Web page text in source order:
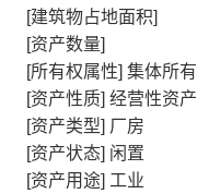
[建筑物占地面积]
[资产数量]
[所有权属性] 集体所有
[资产性质] 经营性资产
[资产类型] 厂房
[资产状态] 闲置
[资产用途] 工业